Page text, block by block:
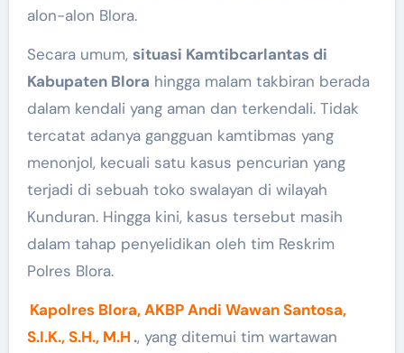
alon-alon Blora.
Secara umum, situasi Kamtibcarlantas di
Kabupaten Blora hingga malam takbiran berada
dalam kendali yang aman dan terkendali. Tidak
tercatat adanya gangguan kamtibmas yang
menonjol, kecuali satu kasus pencurian yang
terjadi di sebuah toko swalayan di wilayah
Kunduran. Hingga kini, kasus tersebut masih
dalam tahap penyelidikan oleh tim Reskrim
Polres Blora.
Kapolres Blora, AKBP Andi Wawan Santosa,
S.I.K., S.H., M.H., yang ditemui tim wartawan